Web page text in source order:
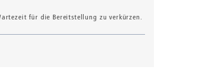
für die Bereitstellung zu verkürzen.